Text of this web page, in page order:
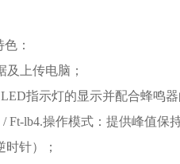
：
上传电脑；
指示灯的显示并配合蜂鸣
Ft-lb4.操作模式：提供峰值保
针）；